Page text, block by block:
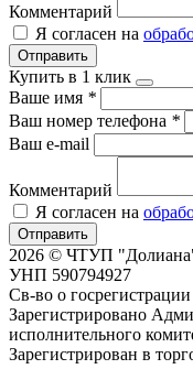
Комментарий
Я согласен на
Отправить
Купить в 1 клик
Ваше имя *
Ваш номер телефона *
Ваш e-mail
Комментарий
Я согласен на
Отправить
2026 © ЧТУП
УНП 590794927
Св-во о
Зарегистрировано
исполнительного
Зарегистрирован в